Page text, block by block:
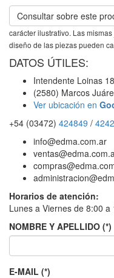
Consultar sobre este
carácter ilustrativo. Las
diseño de las piezas pueden
DATOS ÚTILES:
Intendente Loinas
(2580) Marcos
Ver ubicación en
+54 (03472) 424849 /
info@edma.com.ar
Horarios de atención:
Lunes a Viernes de 8:00
NOMBRE Y APELLIDO (*)
E-MAIL (*)